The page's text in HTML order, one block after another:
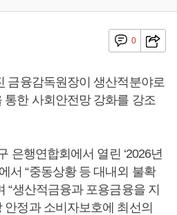
0
금융감독원장이 생산적분야로
통한 사회안전망 강화를 강조
은행연합회에서 열린 ‘2026년
서 “중동상황 등 대내외 불확
“생산적금융과 포용금융을 지
정과 소비자보호에 최선의